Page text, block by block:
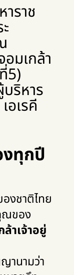
ราช
มเกล้า
5)
ริหาร
อเรคี
ทุกปี
งชาติไทย
ณของ
าเจ้าอยู่
านามว่า